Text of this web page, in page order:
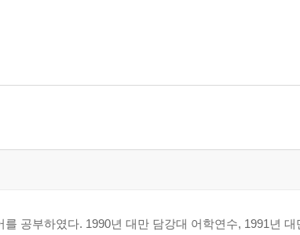
를 공부하였다. 1990년 대만 담강대 어학연수, 1991년